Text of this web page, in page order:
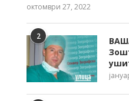
октомври 27, 2022
2